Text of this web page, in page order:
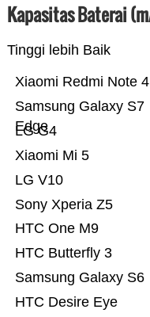
Kapasitas Baterai
Tinggi lebih Baik
HTC Desire Eye
Samsung Galaxy S6
HTC Butterfly 3
HTC One M9
Sony Xperia Z5
LG V10
Xiaomi Mi 5
LG G4
Samsung Galaxy S7
Edge
Xiaomi Redmi Note 4